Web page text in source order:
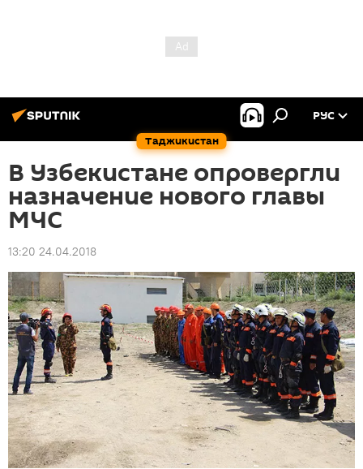
Таджикистан
РУС
В Узбекистане опровергли
назначение нового главы
МЧС
13:20 24.04.2018